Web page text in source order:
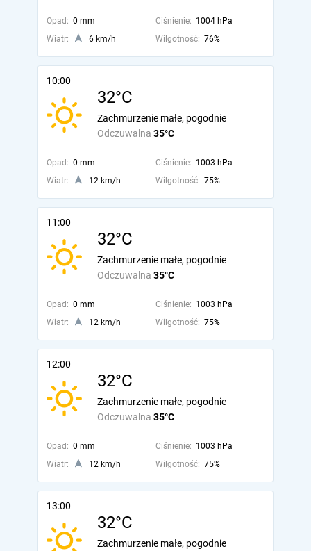
Opad: 0 mm Ciśnienie: 1004 hPa
Wiatr:
6 km/h Wilgotność: 76%
10:00
32°C
Odczuwalna 35°C
Zachmurzenie małe, pogodnie
Opad: 0 mm Ciśnienie: 1003 hPa
Wiatr:
12 km/h Wilgotność: 75%
11:00
32°C
Odczuwalna 35°C
Zachmurzenie małe, pogodnie
Opad: 0 mm Ciśnienie: 1003 hPa
Wiatr:
12 km/h Wilgotność: 75%
12:00
32°C
Odczuwalna 35°C
Zachmurzenie małe, pogodnie
Opad: 0 mm Ciśnienie: 1003 hPa
Wiatr:
12 km/h Wilgotność: 75%
13:00
32°C
Zachmurzenie małe, pogodnie